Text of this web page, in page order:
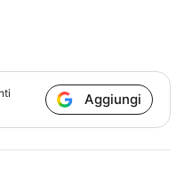
Aggiungi